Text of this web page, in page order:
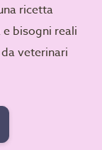
ricetta
bisogni reali
veterinari